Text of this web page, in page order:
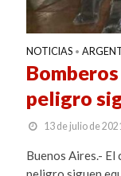
NOTICIAS •
peligro
13 de julio de
Buenos Aires.- El